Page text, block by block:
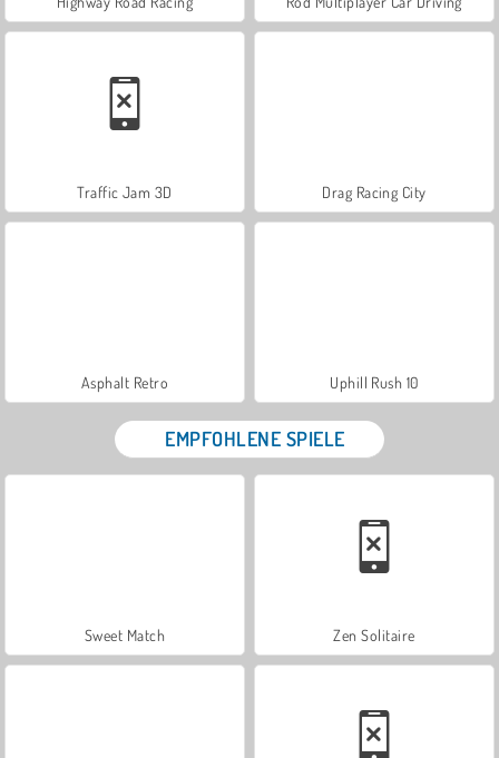
Traffic Jam 3D Drag Racing City
Asphalt Retro Uphill Rush 10
EMPFOHLENE SPIELE
Sweet Match Zen Solitaire